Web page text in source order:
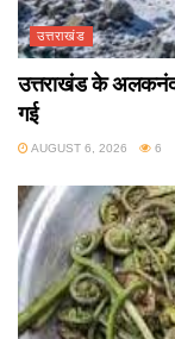
उत्तराखंड
उत्तराखंड के
गई
AUGUST 6, 2026 6